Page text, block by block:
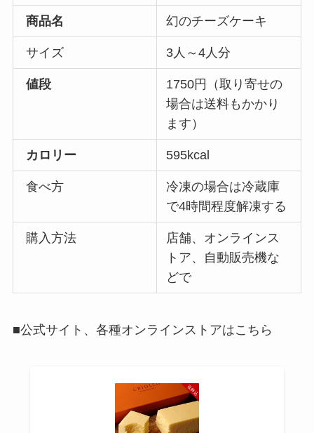
商品名 幻のチーズケーキ
サイズ 3人～4人分
値段
1750円（取り寄せの
場合は送料もかかり
ます）
カロリー 595kcal
食べ方
冷凍の場合は冷蔵庫
で4時間程度解凍する
購入方法
店舗、オンラインス
トア、自動販売機な
どで
■公式サイト、各種オンラインストアはこちら